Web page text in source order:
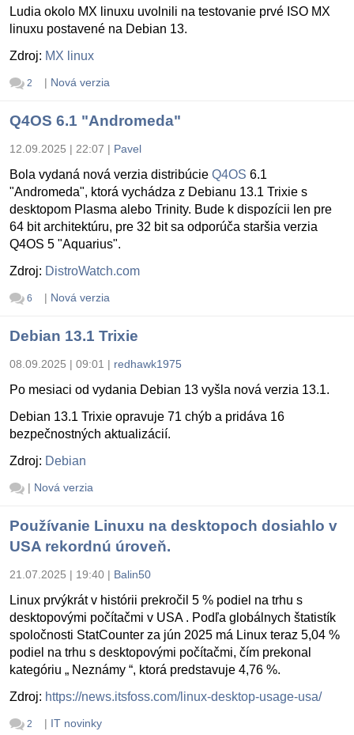
Ludia okolo MX linuxu uvolnili na testovanie prvé ISO MX
linuxu postavené na Debian 13.
Zdroj: MX linux
2 | Nová verzia
Q4OS 6.1 "Andromeda"
12.09.2025 | 22:07 | Pavel
Bola vydaná nová verzia distribúcie Q4OS 6.1
"Andromeda", ktorá vychádza z Debianu 13.1 Trixie s
desktopom Plasma alebo Trinity. Bude k dispozícii len pre
64 bit architektúru, pre 32 bit sa odporúča staršia verzia
Q4OS 5 "Aquarius".
Zdroj: DistroWatch.com
6 | Nová verzia
Debian 13.1 Trixie
08.09.2025 | 09:01 | redhawk1975
Po mesiaci od vydania Debian 13 vyšla nová verzia 13.1.
Debian 13.1 Trixie opravuje 71 chýb a pridáva 16
bezpečnostných aktualizácií.
Zdroj: Debian
| Nová verzia
Používanie Linuxu na desktopoch dosiahlo v
USA rekordnú úroveň.
21.07.2025 | 19:40 | Balin50
Linux prvýkrát v histórii prekročil 5 % podiel na trhu s
desktopovými počítačmi v USA . Podľa globálnych štatistík
spoločnosti StatCounter za jún 2025 má Linux teraz 5,04 %
podiel na trhu s desktopovými počítačmi, čím prekonal
kategóriu „ Neznámy “, ktorá predstavuje 4,76 %.
Zdroj: https://news.itsfoss.com/linux-desktop-usage-usa/
2 | IT novinky